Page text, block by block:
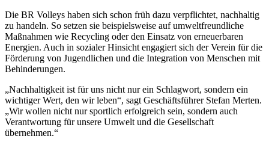
Die BR Volleys haben sich schon früh dazu verpflichtet, nachhaltig
zu handeln. So setzen sie beispielsweise auf umweltfreundliche
Maßnahmen wie Recycling oder den Einsatz von erneuerbaren
Energien. Auch in sozialer Hinsicht engagiert sich der Verein für die
Förderung von Jugendlichen und die Integration von Menschen mit
Behinderungen.
„Nachhaltigkeit ist für uns nicht nur ein Schlagwort, sondern ein
wichtiger Wert, den wir leben“, sagt Geschäftsführer Stefan Merten.
„Wir wollen nicht nur sportlich erfolgreich sein, sondern auch
Verantwortung für unsere Umwelt und die Gesellschaft
übernehmen.“